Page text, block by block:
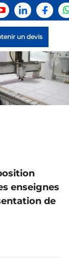
un devis
enseignes
de